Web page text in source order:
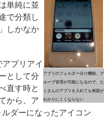
アプリのフォルダー分け機能。グ
ループ管理が可能になるので、た
くさんのアプリを入れても画面が
わかりにくくならない
単純に並
で分類し
しかなか
プリアイ
として分
直す時と
から、ア
ダーになったアイコン